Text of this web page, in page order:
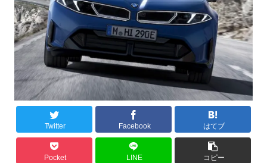
Twitter Facebook はてブ
Pocket LINE コピー